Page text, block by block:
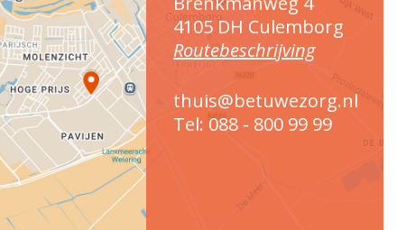
4105 DH Culemborg
Routebeschrijving
thuis@betuwezorg.nl
Tel: 088 - 800 99 99